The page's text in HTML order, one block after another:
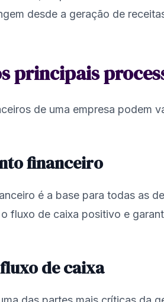
desde a geração de
principais
de uma empresa podem
financeiro
é a base para todas as
fluxo de caixa positivo e
de caixa